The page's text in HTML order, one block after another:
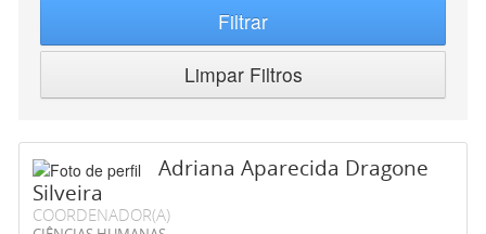
Filtrar
Limpar Filtros
Adriana Aparecida Dragone
Silveira
COORDENADOR(A)